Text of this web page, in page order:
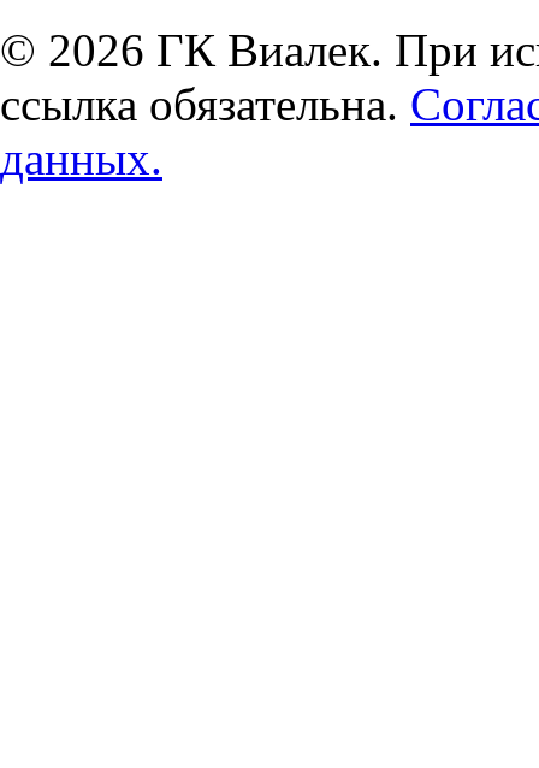
© 2026 ГК Виалек. При
ссылка обязательна.
данных.